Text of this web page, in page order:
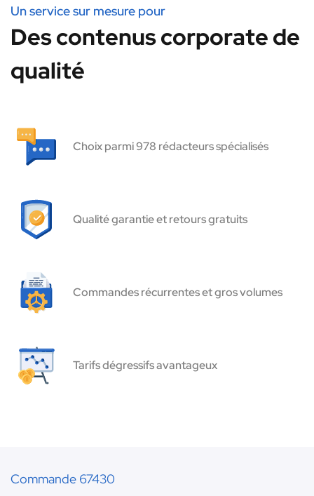
Un service sur mesure pour
Des contenus corporate de
qualité
Choix parmi 978 rédacteurs spécialisés
Qualité garantie et retours gratuits
Commandes récurrentes et gros volumes
Tarifs dégressifs avantageux
Commande 67430